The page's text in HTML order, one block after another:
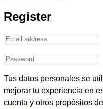
Register
Tus datos personales se
mejorar tu experiencia en
cuenta y otros propósitos